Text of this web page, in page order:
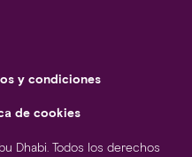
y condiciones
de cookies
Dhabi. Todos los derechos